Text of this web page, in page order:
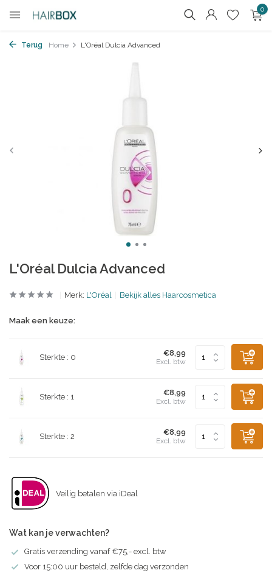
0
Terug Home L'Oréal Dulcia Advanced
L'Oréal Dulcia Advanced
Merk: L'Oréal Bekijk alles Haarcosmetica
Maak een keuze:
Sterkte : 0 €8,99
Excl. btw
Sterkte : 1 €8,99
Excl. btw
Sterkte : 2 €8,99
Excl. btw
Veilig betalen via iDeal
Wat kan je verwachten?
Gratis verzending vanaf €75,- excl. btw
Voor 15:00 uur besteld, zelfde dag verzonden